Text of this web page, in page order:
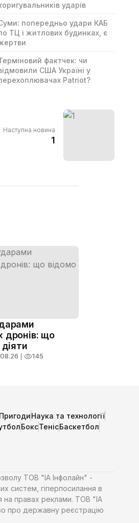
ударів
попередньо удари КАБ
ТЦ і житлових будинках, є
фактчек: чи
США Україні у
Patriot?
Наступна новина
1
дронів: що
❘ 145
ПригодиНаука та технології
БоксТенісБаскетбол
ТОВ "ІА Інфолайн" -
систем, гіперпосилання в
на правах реклами. ТОВ "ІА
про державну реєстрацію